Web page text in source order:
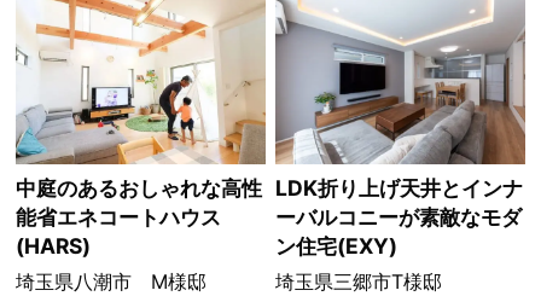
中庭のあるおしゃれな高性
能省エネコートハウス
(HARS)
埼玉県八潮市 M様邸
LDK折り上げ天井とインナ
ーバルコニーが素敵なモダ
ン住宅(EXY)
埼玉県三郷市T様邸